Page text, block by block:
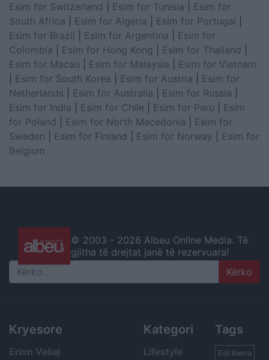
Esim for Switzerland
Esim for Tunisia
Esim for
South Africa
Esim for Algeria Esim for Portugal
Esim for Brazil
Esim for Argentina
Esim for
Colombia
Esim for Hong Kong Esim for Thailand
Esim for Macau
Esim for Malaysia
Esim for Vietnam
Esim for South Korea Esim for Austria
Esim for
Netherlands
Esim for Australia Esim for Russia
Esim for India
Esim for Chile Esim for Peru
Esim
for Poland
Esim for North Macedonia
Esim for
Sweden
Esim for Finland Esim for Norway
Esim for
Belgium
© 2003 - 2026 Albeu Online Media. Të
gjitha të drejtat janë të rezervuara!
Search
Kryesore
Erion Veliaj
Kategori
Lifestyle
Tags
Edi Rama